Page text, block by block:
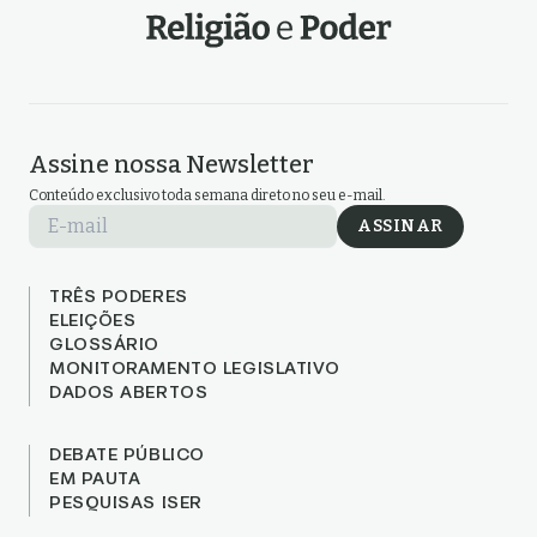
Assine nossa Newsletter
Conteúdo exclusivo toda semana direto no seu e-mail.
E-mail ASSINAR
TRÊS PODERES
ELEIÇÕES
GLOSSÁRIO
MONITORAMENTO LEGISLATIVO
DADOS ABERTOS
DEBATE PÚBLICO
EM PAUTA
PESQUISAS ISER